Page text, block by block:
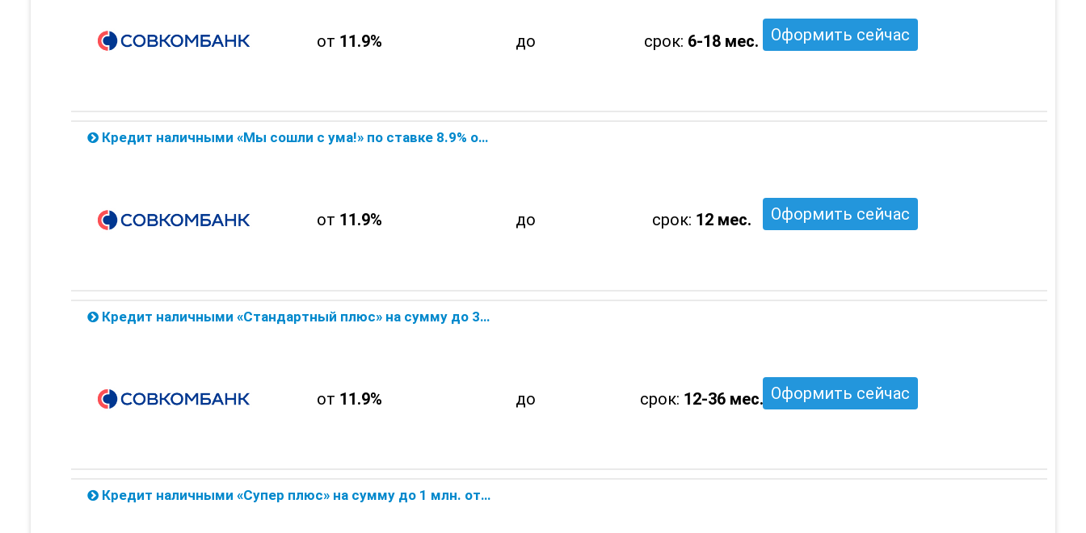
от 11.9% до срок: 6-18 мес. Оформить сейчас
Кредит наличными «Мы сошли с ума!» по ставке 8.9% от Совкомбанка — онлайн заявка
от 11.9% до срок: 12 мес. Оформить сейчас
Кредит наличными «Стандартный плюс» на сумму до 300 тыс. от Совкомбанка — онлайн заявка
от 11.9% до срок: 12-36 мес. Оформить сейчас
Кредит наличными «Супер плюс» на сумму до 1 млн. от Совкомбанка — онлайн заявка